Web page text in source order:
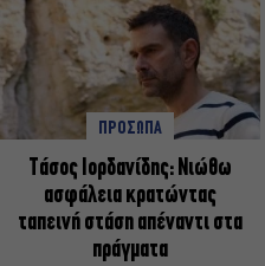
ΠΡΟΣΩΠΑ
Tάσος Ιορδανίδης: Νιώθω
ασφάλεια κρατώντας
ταπεινή στάση απέναντι στα
πράγματα